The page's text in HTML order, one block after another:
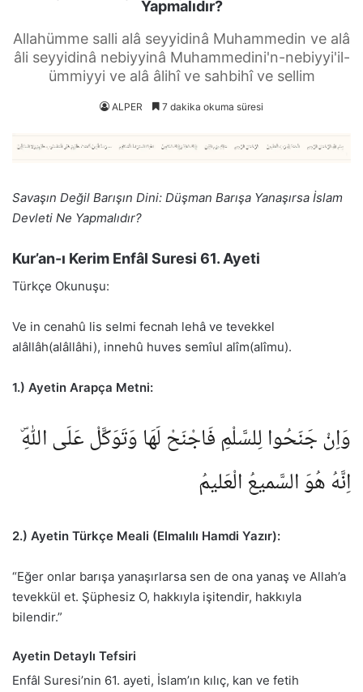
Yapmalıdır?
Allahümme salli alâ seyyidinâ Muhammedin ve alâ
âli seyyidinâ nebiyyinâ Muhammedini'n-nebiyyi'il-
ümmiyyi ve alâ âlihî ve sahbihî ve sellim
ALPER 7 dakika okuma süresi
Savaşın Değil Barışın Dini: Düşman Barışa Yanaşırsa İslam
Devleti Ne Yapmalıdır?
Kur’an-ı Kerim Enfâl Suresi 61. Ayeti
Türkçe Okunuşu:
Ve in cenahû lis selmi fecnah lehâ ve tevekkel
alâllâh(alâllâhi), innehû huves semîul alîm(alîmu).
1.) Ayetin Arapça Metni:
وَاِنْ جَنَحُوا لِلسَّلْمِ فَاجْنَحْ لَهَا وَتَوَكَّلْ عَلَى اللّٰهِۜ
اِنَّهُ هُوَ السَّميعُ الْعَليمُ
2.) Ayetin Türkçe Meali (Elmalılı Hamdi Yazır):
“Eğer onlar barışa yanaşırlarsa sen de ona yanaş ve Allah’a
tevekkül et. Şüphesiz O, hakkıyla işitendir, hakkıyla
bilendir.”
Ayetin Detaylı Tefsiri
Enfâl Suresi’nin 61. ayeti, İslam’ın kılıç, kan ve fetih